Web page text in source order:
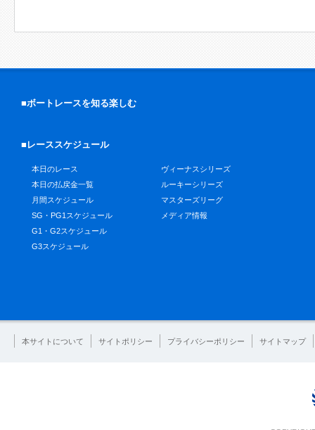
■ボートレースを知る楽しむ
■レーススケジュール
本日のレース
本日の払戻金一覧
月間スケジュール
SG・PG1スケジュール
G1・G2スケジュール
G3スケジュール
ヴィーナスシリーズ
ルーキーシリーズ
マスターズリーグ
メディア情報
本サイトについて サイトポリシー プライバシーポリシー サイトマップ